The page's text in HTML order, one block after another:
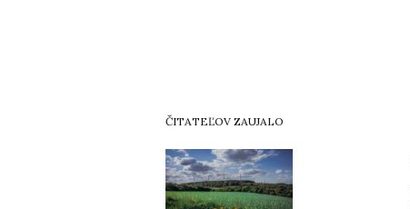
ČITATEĽOV ZAUJALO